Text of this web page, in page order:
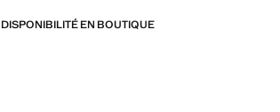
DISPONIBILITÉ EN BOUTIQUE